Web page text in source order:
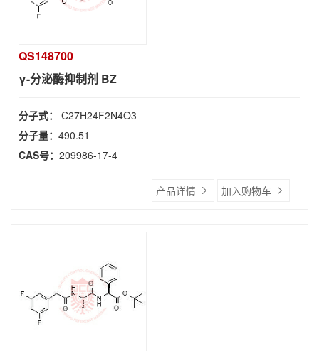
QS148700
γ-分泌酶抑制剂 BZ
分子式： C27H24F2N4O3
分子量： 490.51
CAS号： 209986-17-4
产品详情 加入购物车